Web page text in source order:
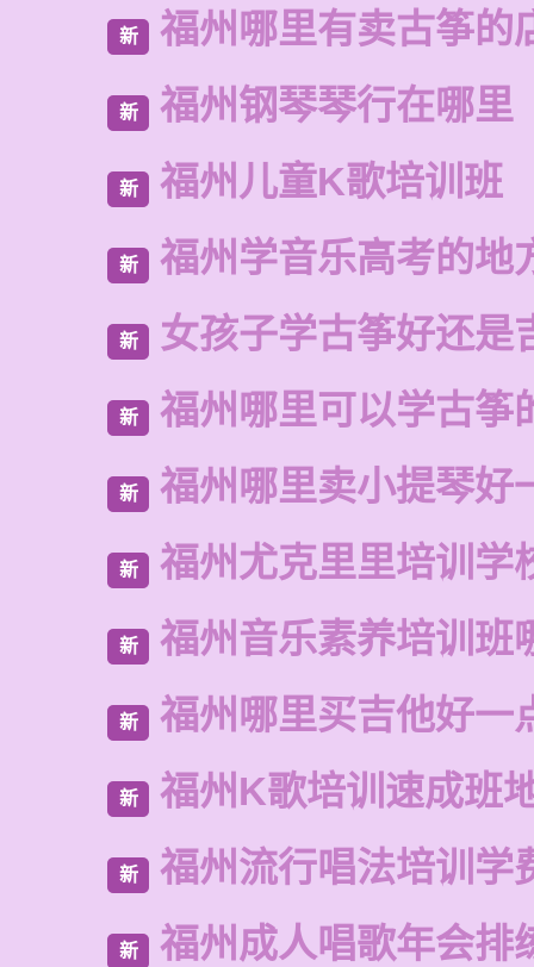
新 福州哪里有卖古筝的
新 福州钢琴琴行在哪里
新 福州儿童K歌培训班
新 福州学音乐高考的地
新 女孩子学古筝好还是
新 福州哪里可以学古筝
新 福州哪里卖小提琴好
新 福州尤克里里培训学
新 福州音乐素养培训班
新 福州哪里买吉他好一
新 福州K歌培训速成班
新 福州流行唱法培训学
新 福州成人唱歌年会排